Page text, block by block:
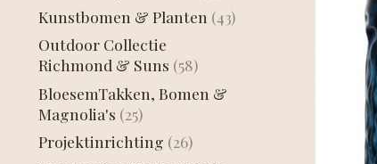
Kunstbomen & Planten (43)
Outdoor Collectie
Richmond & Suns (58)
BloesemTakken, Bomen &
Magnolia's (25)
Projektinrichting (26)